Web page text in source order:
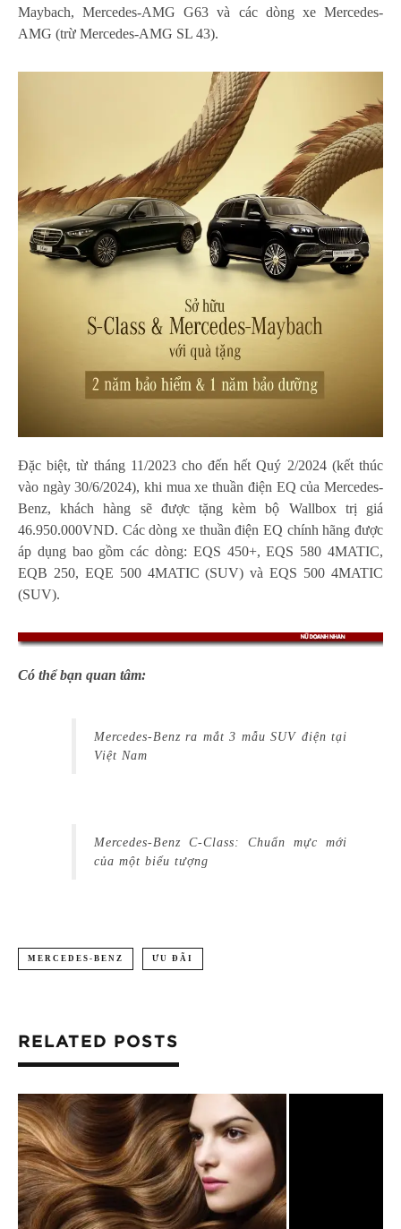
Maybach, Mercedes-AMG G63 và các dòng xe Mercedes-
AMG (trừ Mercedes-AMG SL 43).
Đặc biệt, từ tháng 11/2023 cho đến hết Quý 2/2024 (kết thúc
vào ngày 30/6/2024), khi mua xe thuần điện EQ của Mercedes-
Benz, khách hàng sẽ được tặng kèm bộ Wallbox trị giá
46.950.000VND. Các dòng xe thuần điện EQ chính hãng được
áp dụng bao gồm các dòng: EQS 450+, EQS 580 4MATIC,
EQB 250, EQE 500 4MATIC (SUV) và EQS 500 4MATIC
(SUV).
Có thể bạn quan tâm:
Mercedes-Benz ra mắt 3 mẫu SUV điện tại
Việt Nam
Mercedes-Benz C-Class: Chuẩn mực mới
của một biểu tượng
MERCEDES-BENZ ƯU ĐÃI
RELATED POSTS